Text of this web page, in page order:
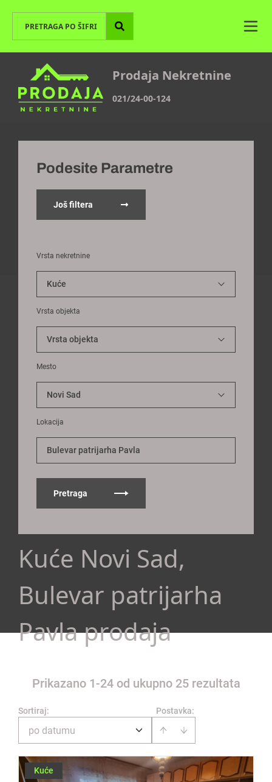
Prodaja Nekretnine
021/24-00-124
Podesite Parametre
Još filtera
Vrsta nekretnine
Vrsta objekta
Mesto
Lokacija
Bulevar patrijarha Pavla
Pretraga
Kuće Novi Sad,
Bulevar patrijarha
Pavla prodaja
Prikazano 1-24 od ukupno 25 rezultata
Postavka:
Sortiraj:
po datumu
Kuće